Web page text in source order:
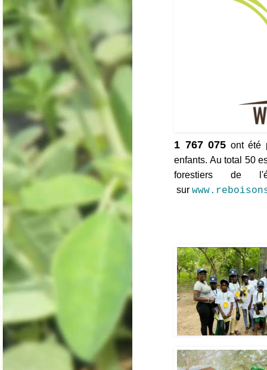
1 767 075 ont été
enfants. Au total 50
forestiers de
sur